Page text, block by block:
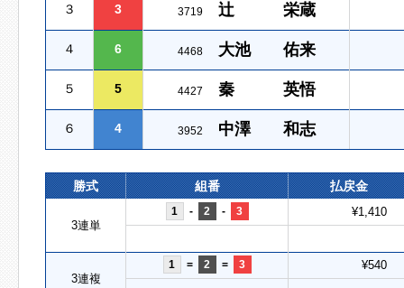
３ 3 3719 辻 栄蔵
４ 6 4468 大池 佑来
５ 5 4427 秦 英悟
６ 4 3952 中澤 和志
勝式 組番 払戻金
3連単
1 - 2 - 3 ¥1,410
3連複
1 = 2 = 3 ¥540